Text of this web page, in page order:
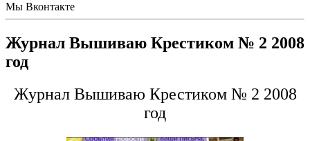
Мы Вконтакте
Журнал Вышиваю Крестиком № 2 2008
год
Журнал Вышиваю Крестиком № 2 2008
год